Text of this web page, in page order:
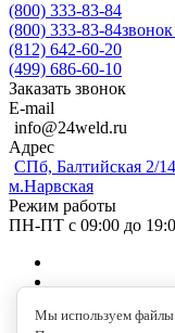
(800) 333-83-84
(800) 333-83-84
(812) 642-60-20
(499) 686-60-10
Заказать звонок
E-mail
info@24weld.ru
Адрес
СПб, Балтийская 2/14
м.Нарвская
Режим работы
ПН-ПТ с 09:00 до
Мы используем файлы